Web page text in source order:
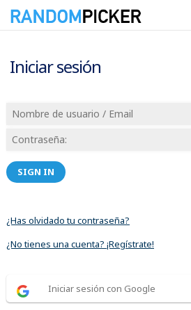
Iniciar sesión
SIGN IN
¿Has olvidado tu contraseña?
¿No tienes una cuenta? ¡Regístrate!
Iniciar sesión con Google